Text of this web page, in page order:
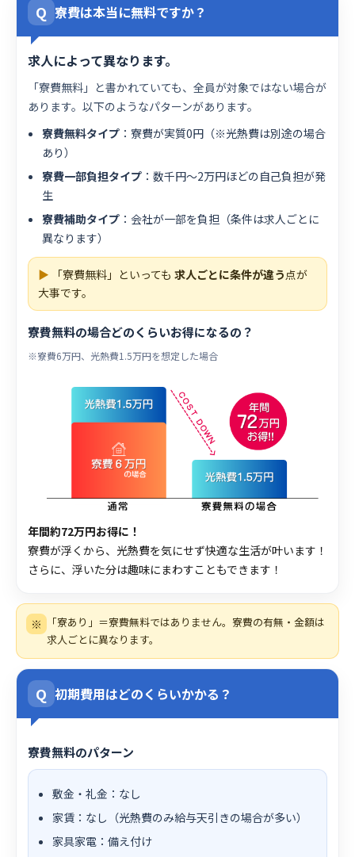
Q 寮費は本当に無料ですか？
求人によって異なります。
「寮費無料」と書かれていても、全員が対象ではない場合が
あります。以下のようなパターンがあります。
寮費無料タイプ ：寮費が実質0円（※光熱費は別途の場合
あり）
寮費一部負担タイプ ：数千円〜2万円ほどの自己負担が発
生
寮費補助タイプ ：会社が一部を負担（条件は求人ごとに
異なります）
▶ 「寮費無料」といっても 求人ごとに条件が違う点が
大事です。
寮費無料の場合どのくらいお得になるの？
※寮費6万円、光熱費1.5万円を想定した場合
年間約72万円お得に！
寮費が浮くから、光熱費を気にせず快適な生活が叶います！
さらに、浮いた分は趣味にまわすこともできます！
※
「寮あり」＝寮費無料ではありません。寮費の有無・金額は
求人ごとに異なります。
Q 初期費用はどのくらいかかる？
寮費無料のパターン
敷金・礼金：なし
家賃：なし（光熱費のみ給与天引きの場合が多い）
家具家電：備え付け